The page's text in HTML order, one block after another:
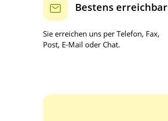
Bestens erreichbar
Sie erreichen uns per Telefon, Fax,
Post, E-Mail oder Chat.